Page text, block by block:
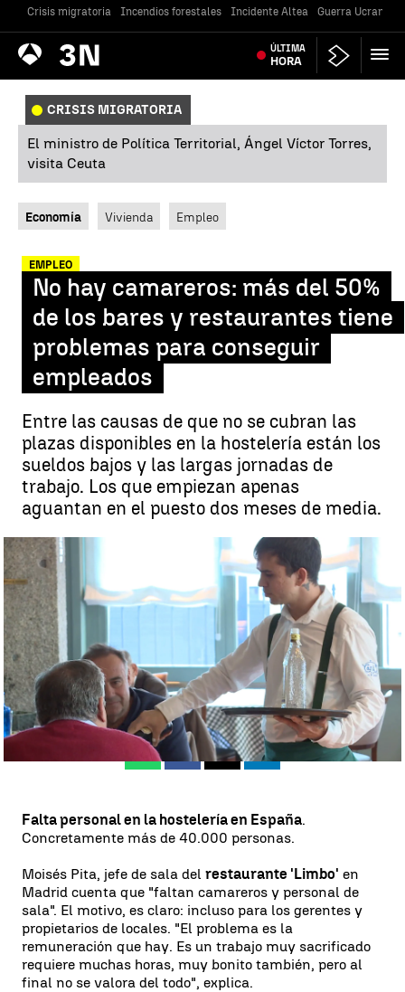
Crisis migratoria Incendios forestales Incidente Altea Guerra Ucrania
Antena
3 Noticias ÚLTIMA
HORA
CRISIS MIGRATORIA
El ministro de Política Territorial, Ángel Víctor Torres,
visita Ceuta
Economía Vivienda Empleo
EMPLEO
No hay camareros: más del 50%
de los bares y restaurantes tiene
problemas para conseguir
empleados
Entre las causas de que no se cubran las
plazas disponibles en la hostelería están los
sueldos bajos y las largas jornadas de
trabajo. Los que empiezan apenas
aguantan en el puesto dos meses de media.
Las razones de la falta de camareros | Antena 3 Noticias
Ángel Pinto
Actualizado:12 de marzo de 2024, 11:16
Publicado:12 de marzo de 2024, 09:13
WhatsappFacebook
X Linkedin
Falta personal en la hostelería en España.
Concretamente más de 40.000 personas.
Moisés Pita, jefe de sala del restaurante 'Limbo' en
Madrid cuenta que "faltan camareros y personal de
sala". El motivo, es claro: incluso para los gerentes y
propietarios de locales. "El problema es la
remuneración que hay. Es un trabajo muy sacrificado
requiere muchas horas, muy bonito también, pero al
final no se valora del todo", explica.